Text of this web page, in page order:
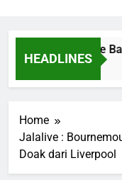
HEADLINES
Streaming Jalalive
4 Hours Ago
Home
Jalalive :
Doak dari Liverpool